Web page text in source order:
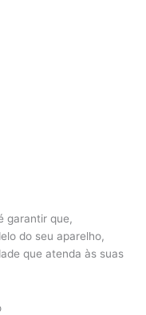
garantir que,
do seu aparelho,
que atenda às suas